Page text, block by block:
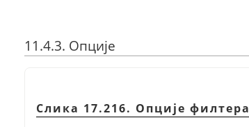
11.4.3. Опције
Слика 17.216. Опције филтера